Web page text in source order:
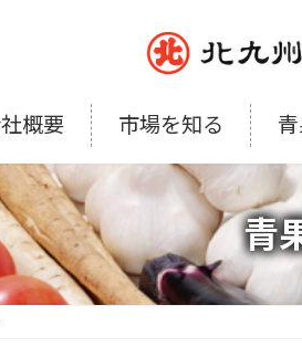
概要 市場を知る
青